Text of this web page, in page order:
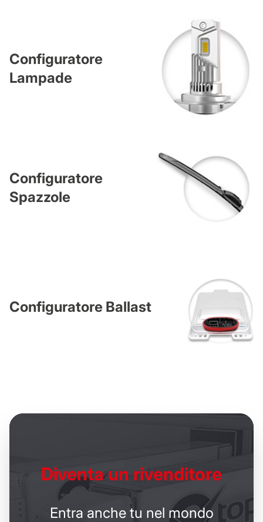
Configuratore
Lampade
Configuratore
Spazzole
Configuratore Ballast
Diventa un rivenditore
Entra anche tu nel mondo